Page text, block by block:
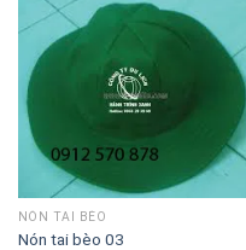
NÓN TAI BÈO
Nón tai bèo 03